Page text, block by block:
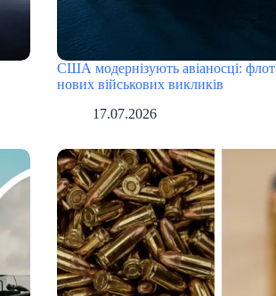
США модернізують авіаносці:
нових військових викликів
17.07.2026